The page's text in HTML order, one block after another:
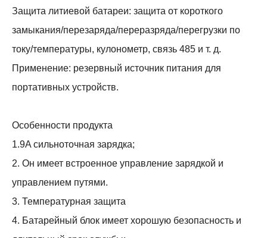
Защита литиевой батареи: защита от короткого
замыкания/перезаряда/переразряда/перегрузки по
току/температуры, кулонометр, связь 485 и т. д.
Применение: резервный источник питания для
портативных устройств.
Особенности продукта
1.9A сильноточная зарядка;
2. Он имеет встроенное управление зарядкой и
управлением путями.
3. Температурная защита
4. Батарейный блок имеет хорошую безопасность и